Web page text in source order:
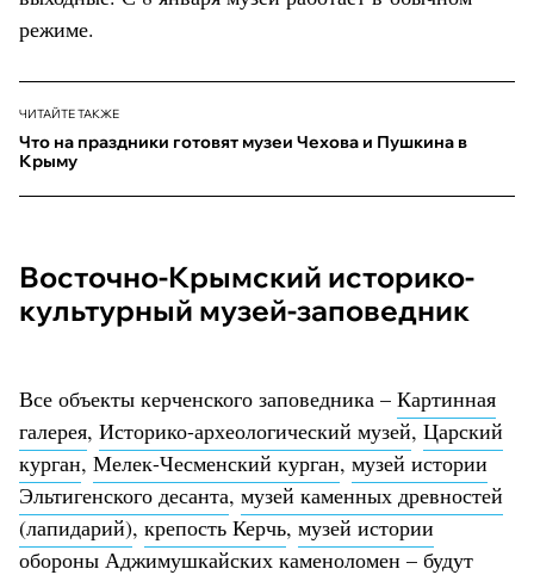
режиме.
ЧИТАЙТЕ ТАКЖЕ
Что на праздники готовят музеи Чехова и Пушкина в
Крыму
Восточно-Крымский историко-
культурный музей-заповедник
Все объекты керченского заповедника – Картинная
галерея, Историко-археологический музей, Царский
курган, Мелек-Чесменский курган, музей истории
Эльтигенского десанта, музей каменных древностей
(лапидарий), крепость Керчь, музей истории
обороны Аджимушкайских каменоломен – будут